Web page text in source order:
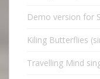
Demo version for
Kiling Butterflies
Travelling Mind